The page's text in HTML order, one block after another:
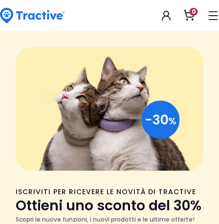
Accessibility
Statement
tractive
Apri
0
ISCRIVITI PER RICEVERE LE NOVITÀ DI TRACTIVE
Ottieni uno sconto del 30%
Scopri le nuove funzioni, i nuovi prodotti e le ultime offerte!